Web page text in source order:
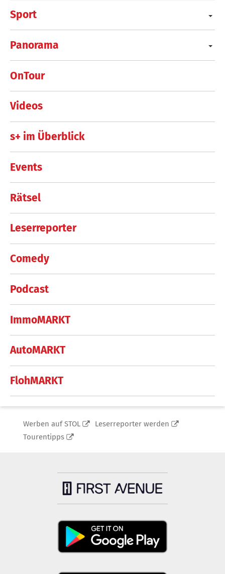
Sport
Panorama
OnTour
Videos
s+ im Überblick
Events
Rätsel
Leserreporter
Comedy
Podcast
ImmoMARKT
AutoMARKT
FlohMARKT
Werben auf STOL
Leserreporter werden
Tourentipps